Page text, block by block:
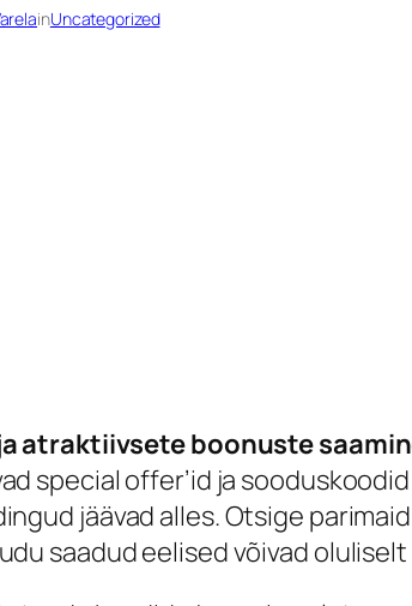
inUncategorized
atraktiivsete boonuste
special offer’id ja
jäävad alles. Otsige
saadud eelised võivad